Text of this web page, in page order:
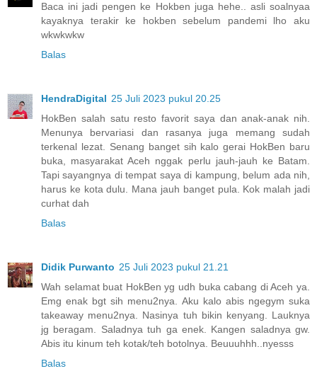
Baca ini jadi pengen ke Hokben juga hehe.. asli soalnyaa
kayaknya terakir ke hokben sebelum pandemi lho aku
wkwkwkw
Balas
HendraDigital 25 Juli 2023 pukul 20.25
HokBen salah satu resto favorit saya dan anak-anak nih.
Menunya bervariasi dan rasanya juga memang sudah
terkenal lezat. Senang banget sih kalo gerai HokBen baru
buka, masyarakat Aceh nggak perlu jauh-jauh ke Batam.
Tapi sayangnya di tempat saya di kampung, belum ada nih,
harus ke kota dulu. Mana jauh banget pula. Kok malah jadi
curhat dah
Balas
Didik Purwanto 25 Juli 2023 pukul 21.21
Wah selamat buat HokBen yg udh buka cabang di Aceh ya.
Emg enak bgt sih menu2nya. Aku kalo abis ngegym suka
takeaway menu2nya. Nasinya tuh bikin kenyang. Lauknya
jg beragam. Saladnya tuh ga enek. Kangen saladnya gw.
Abis itu kinum teh kotak/teh botolnya. Beuuuhhh..nyesss
Balas